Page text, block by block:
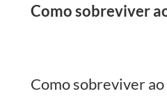
Como sobreviver
Como sobreviver